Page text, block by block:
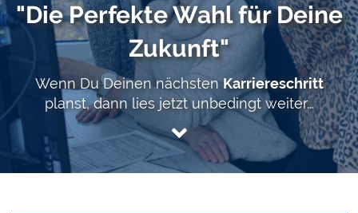
"Die Perfekte Wahl für Deine
Zukunft"
Wenn Du Deinen nächstenKarriereschritt
planst, dann lies jetzt unbedingt weiter...